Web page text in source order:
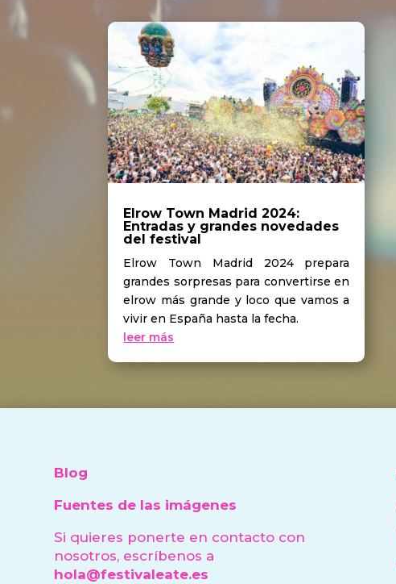
Elrow Town Madrid 2024:
Entradas y grandes novedades
del festival
Elrow Town Madrid 2024 prepara
grandes sorpresas para convertirse en
elrow más grande y loco que vamos a
vivir en España hasta la fecha.
leer más
Blog
Fuentes de las imágenes
Si quieres ponerte en contacto con
nosotros, escríbenos a
hola@festivaleate.es